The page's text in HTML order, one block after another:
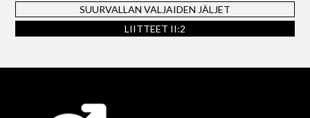
SUURVALLAN VALJAIDEN JÄLJET
LIITTEET II:2